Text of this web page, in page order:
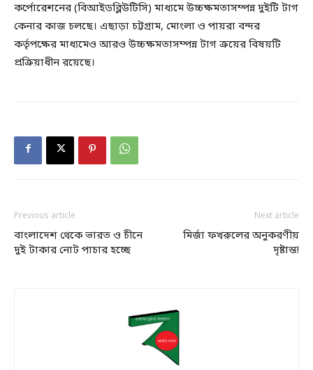
কর্পোরেশনের (বিআইডব্লিউটিসি) মাধ্যমে উচ্চক্ষমতাসম্পন্ন দুইটি টাগ
কেনার কাজ চলছে। এছাড়া চট্টগ্রাম, মোংলা ও পায়রা বন্দর
কর্তৃপক্ষের মাধ্যমেও আরও উচ্চক্ষমতাসম্পন্ন টাগ ক্রয়ের বিষয়টি
প্রক্রিয়াধীন রয়েছে।
Previous article
বাংলাদেশ থেকে ভারত ও চীনে
দুই টাকার নোট পাচার হচ্ছে
Next article
মির্জা ফখরুলের অনুকরণীয়
দৃষ্টান্ত!